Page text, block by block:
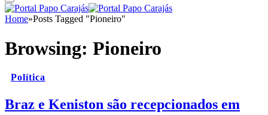
Home»Posts Tagged "Pioneiro"
Browsing: Pioneiro
Política
Braz e Keniston são recepcionados em